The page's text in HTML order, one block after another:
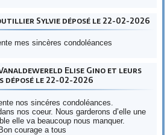
Sylvie déposé le 22-02-2026
mes sincères condoléances
Elise Gino et leurs
déposé le 22-02-2026
nos sincéres condoléances.
nos coeur. Nous garderons d’elle une
elle va beaucoup nous manquer.
courage a tous